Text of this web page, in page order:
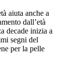
aiuta anche a
dall’età
decade inizia a
segni del
per la pelle